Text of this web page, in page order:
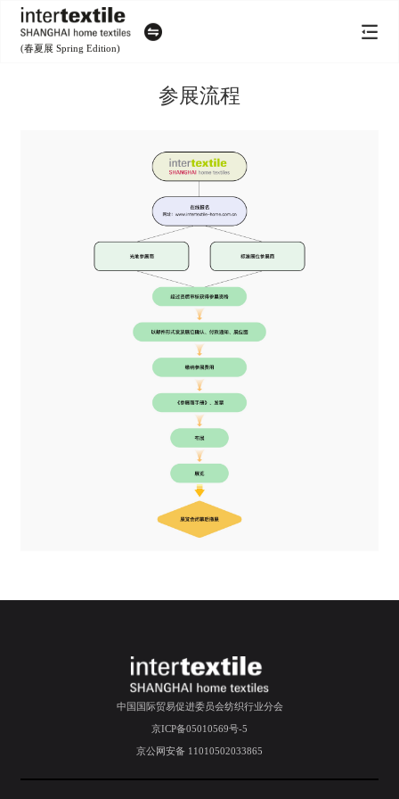
(春夏展 Spring Edition)
参展流程
中国国际贸易促进委员会纺织行业分会
京ICP备05010569号-5
京公网安备 11010502033865